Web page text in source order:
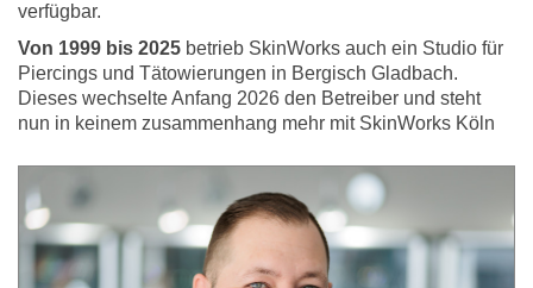
verfügbar.
Von 1999 bis 2025 betrieb SkinWorks auch ein Studio für
Piercings und Tätowierungen in Bergisch Gladbach.
Dieses wechselte Anfang 2026 den Betreiber und steht
nun in keinem zusammenhang mehr mit SkinWorks Köln